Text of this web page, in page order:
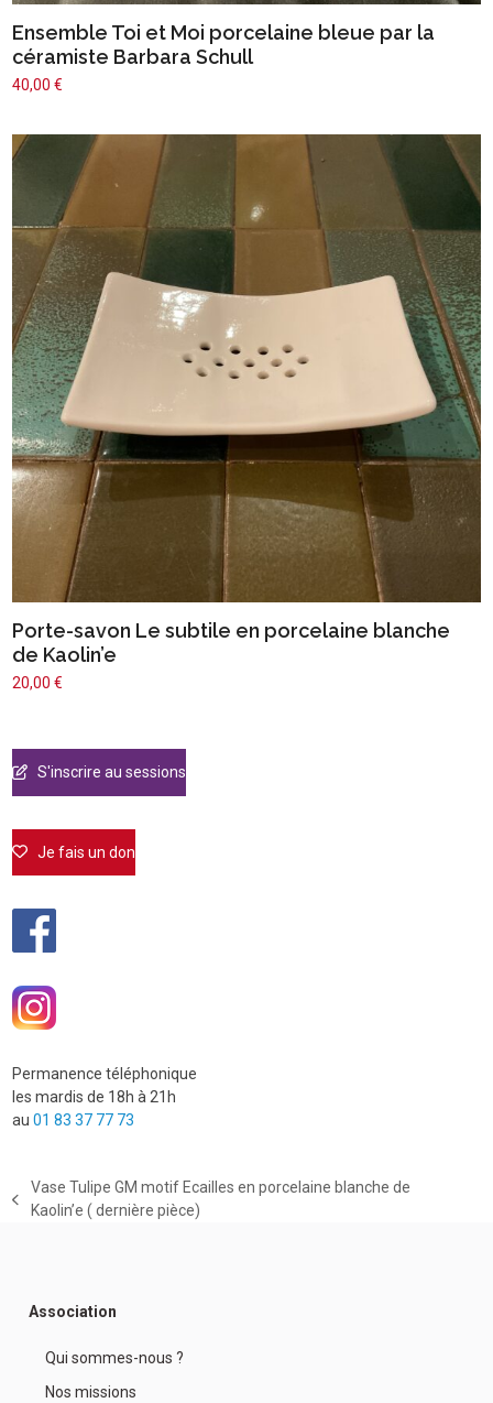
Ensemble Toi et Moi porcelaine bleue par la
céramiste Barbara Schull
40,00€
Porte-savon Le subtile en porcelaine blanche
de Kaolin’e
20,00€
S'inscrire au sessions
Je fais un don
Permanence téléphonique
les mardis de 18h à 21h
au01 83 37 77 73
previous
Vase Tulipe GM motif Ecailles en porcelaine blanche de
Kaolin’e ( dernière pièce)
Association
Qui sommes-nous ?
Nos missions